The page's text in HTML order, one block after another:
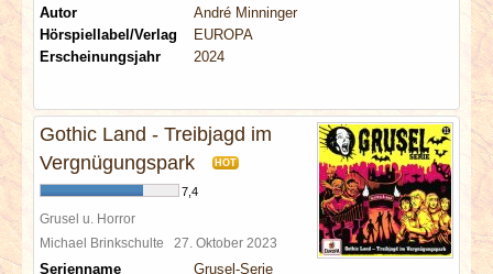
Autor
André Minninger
Hörspiellabel/Verlag
EUROPA
Erscheinungsjahr
2024
Gothic Land - Treibjagd im
Vergnügungspark
HOT
7,4
Grusel u. Horror
Michael Brinkschulte 27. Oktober 2023
Serienname
Grusel-Serie